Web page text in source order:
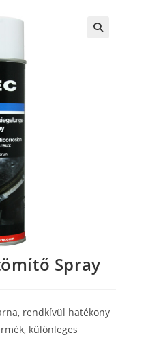
Spray
rendkívül hatékony
különleges